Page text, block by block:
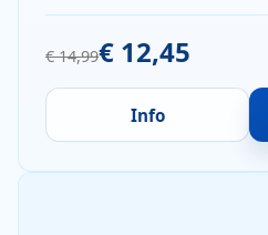
€ 14,99€ 12,45
Info